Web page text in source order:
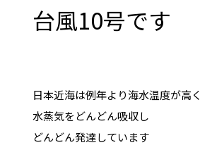
台風10号です
日本近海は例年より海水温度が高く
水蒸気をどんどん吸収し
どんどん発達しています